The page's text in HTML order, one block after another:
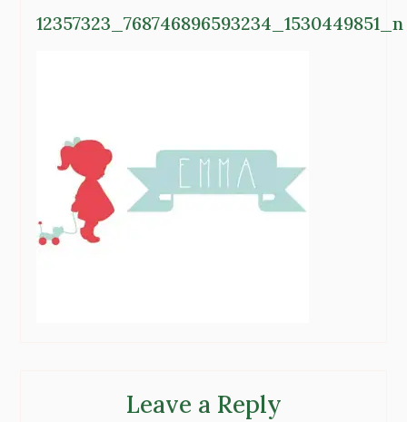
12357323_768746896593234_1530449851_n
Leave a Reply